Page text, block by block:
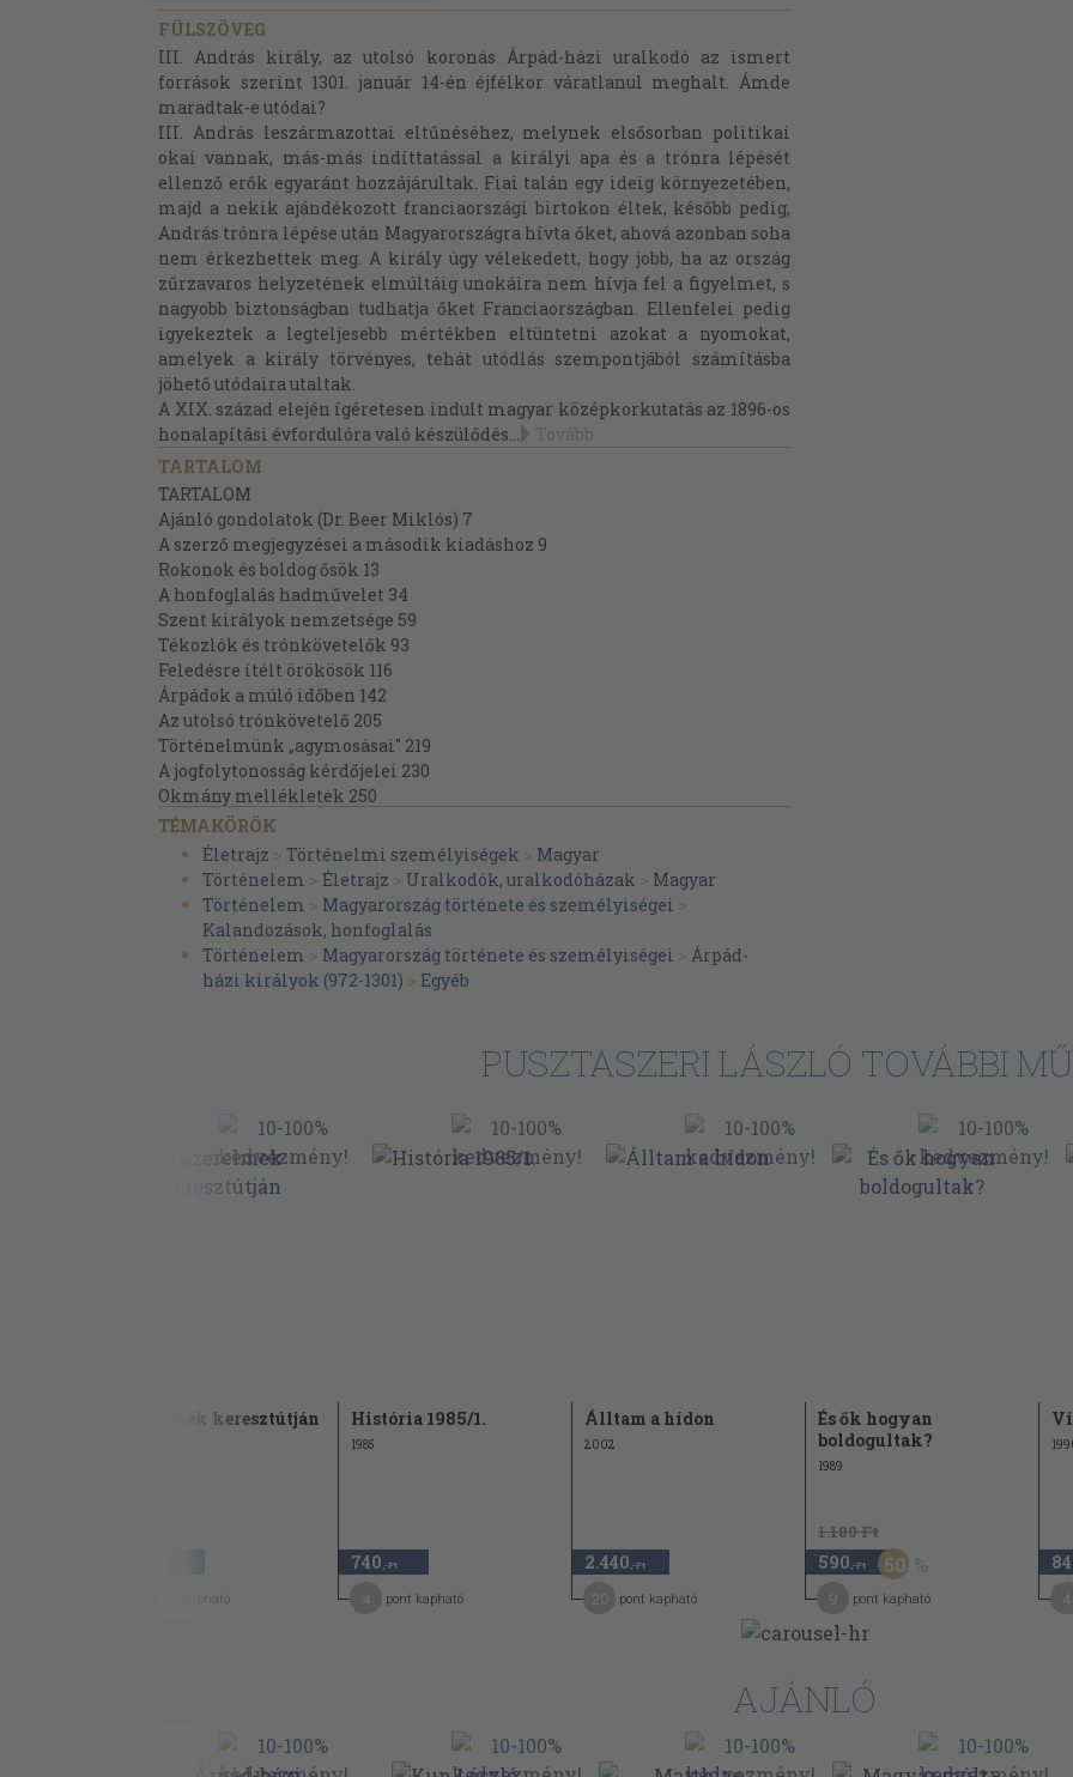
FÜLSZÖVEG
III. András király, az utolsó koronás Árpád-házi uralkodó az ismert
források szerint 1301. január 14-én éjfélkor váratlanul meghalt. Ámde
maradtak-e utódai?
III. András leszármazottai eltűnéséhez, melynek elsősorban politikai
okai vannak, más-más indíttatással a királyi apa és a trónra lépését
ellenző erők egyaránt hozzájárultak. Fiai talán egy ideig környezetében,
majd a nekik ajándékozott franciaországi birtokon éltek, később pedig,
András trónra lépése után Magyarországra hívta őket, ahová azonban soha
nem érkezhettek meg. A király úgy vélekedett, hogy jobb, ha az ország
zűrzavaros helyzetének elmúltáig unokáira nem hívja fel a figyelmet, s
nagyobb biztonságban tudhatja őket Franciaországban. Ellenfelei pedig
igyekeztek a legteljesebb mértékben eltüntetni azokat a nyomokat,
amelyek a király törvényes, tehát utódlás szempontjából számításba
jöhető utódaira utaltak.
A XIX. század elején ígéretesen indult magyar középkorkutatás az 1896-os
honalapítási évfordulóra való készülődés...
Tovább
TARTALOM
TARTALOM
Ajánló gondolatok (Dr. Beer Miklós) 7
A szerző megjegyzései a második kiadáshoz 9
Rokonok és boldog ősök 13
A honfoglalás hadművelet 34
Szent királyok nemzetsége 59
Tékozlók és trónkövetelők 93
Feledésre ítélt örökösök 116
Árpádok a múló időben 142
Az utolsó trónkövetelő 205
Történelmünk „agymosásai" 219
A jogfolytonosság kérdőjelei 230
Okmány mellékletek 250
Jegyzetek 289
Felhasznált fontosabb irodalom 305
Les Arpad vivants (Synthése) 309
TÉMAKÖRÖK
Életrajz > Történelmi személyiségek > Magyar
Történelem > Életrajz > Uralkodók, uralkodóházak > Magyar
Történelem > Magyarország története és személyiségei >
Kalandozások, honfoglalás
Történelem > Magyarország története és személyiségei > Árpád-
házi királyok (972-1301) > Egyéb
PUSZTASZERI LÁSZLÓ TOVÁBBI
Szerelmek keresztútján
pont kapható
História 1985/1.
1985
740 ,-Ft
pont kapható
Álltam a hídon
2002
2.440 ,-Ft
pont kapható
És ők hogyan
boldogultak?
1989
1.180 Ft
590 ,-Ft 50
pont kapható
AJÁNLÓ